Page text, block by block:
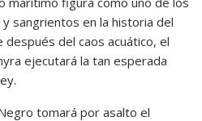
sangrientos en la historia del
del caos acuático, el
ejecutará la tan esperada
tomará por asalto el